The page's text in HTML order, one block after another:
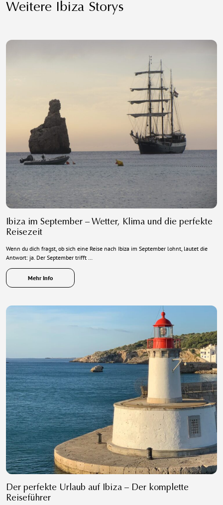
Weitere Ibiza Storys
Ibiza im September – Wetter, Klima und die perfekte
Reisezeit
Wenn du dich fragst, ob sich eine Reise nach Ibiza im September lohnt, lautet die
Antwort: ja. Der September trifft …
Mehr Info
Der perfekte Urlaub auf Ibiza – Der komplette
Reiseführer